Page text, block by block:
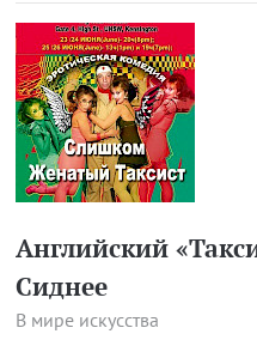
Английский
Сиднее
В мире искусства